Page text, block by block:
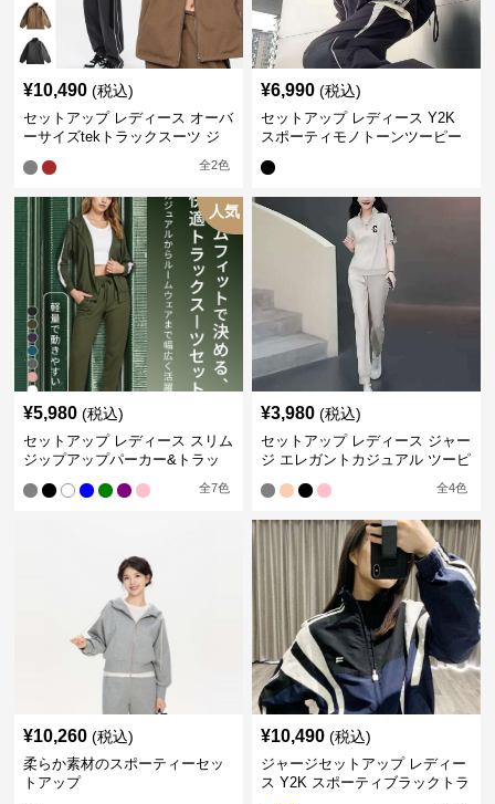
¥10,490 (税込)
セットアップ レディース オーバ
ーサイズtekトラックスーツ ジ
全2色
¥6,990 (税込)
セットアップ レディース Y2K
スポーティモノトーンツーピー
人気
¥5,980 (税込)
セットアップ レディース スリム
ジップアップパーカー&トラッ
全7色
¥3,980 (税込)
セットアップ レディース ジャー
ジ エレガントカジュアル ツーピ
全4色
¥10,260 (税込)
柔らか素材のスポーティーセッ
トアップ
¥10,490 (税込)
ジャージセットアップ レディー
ス Y2K スポーティブラックトラ